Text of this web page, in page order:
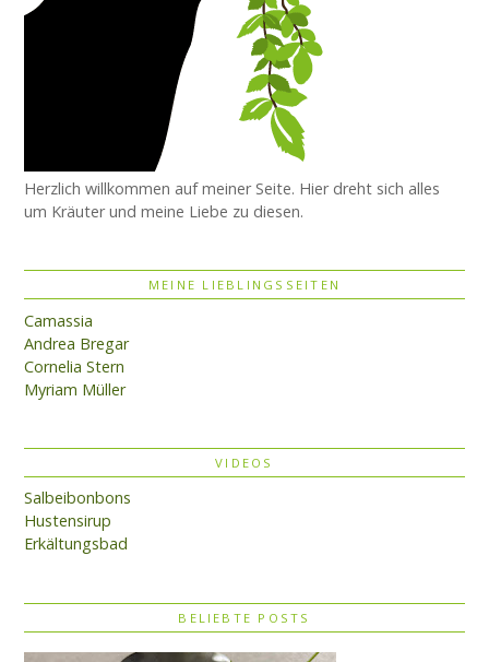
Herzlich willkommen auf meiner Seite. Hier dreht sich alles
um Kräuter und meine Liebe zu diesen.
MEINE LIEBLINGSSEITEN
Camassia
Andrea Bregar
Cornelia Stern
Myriam Müller
VIDEOS
Salbeibonbons
Hustensirup
Erkältungsbad
BELIEBTE POSTS